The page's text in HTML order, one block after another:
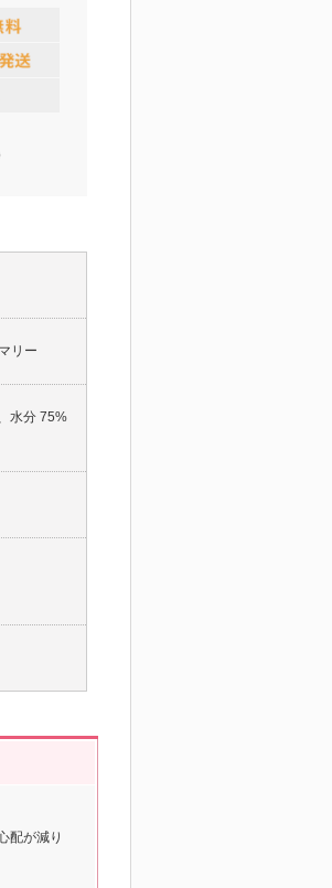
リー
水分 75%
配が減り